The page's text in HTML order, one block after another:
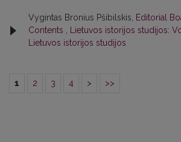
Vygintas Bronius Pšibilskis,
Editorial
Contents
Lietuvos istorijos studijos:
Lietuvos istorijos studijos
1 2 3 4 > >>